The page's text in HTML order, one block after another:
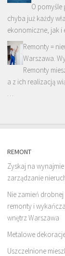
O pomyśle
chyba już każdy
ekonomiczne, jak
Remonty =
Warszawa.
Remonty
a z ich realizacją
…
REMONT
Zyskaj na
zarządzanie
Nie zamień
remonty i
wnętrz Warszawa
Metalowe
Uszczelnione